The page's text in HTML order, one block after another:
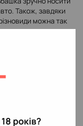
років?
Також, завдяки
можна так
Але
щоб замовити
можливість
Alchemist